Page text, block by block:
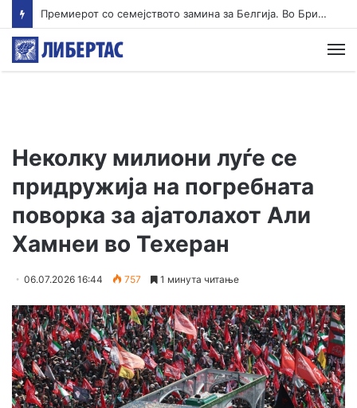
Уапсени две лица за подметнување пожари во Македонски Брод и Долнени
Неколку милиони луѓе се
придружија на погребната
поворка за ајатолахот Али
Хамнеи во Техеран
06.07.2026 16:44 757 1 минута читање